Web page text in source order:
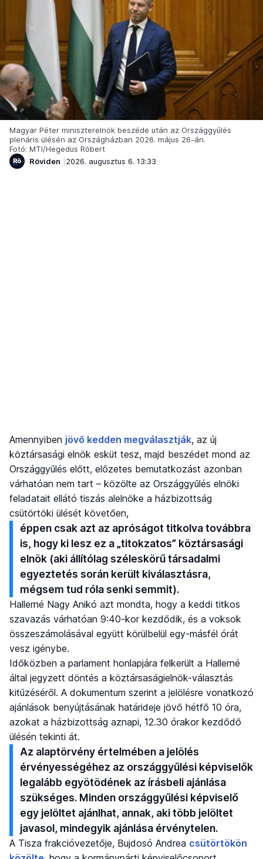
Magyar Péter miniszterelnök beszéde után az Országgyűlés
plenáris ülésén az Országházban 2026. május 26-án.
Fotó: MTI/Hegedüs Róbert
Röviden
2026. augusztus 6. 13:33
Amennyiben jövő kedden megválasztják, az új
köztársasági elnök esküt tesz, majd beszédet mond az
Országgyűlés előtt, előzetes bemutatkozást azonban
várhatóan nem tart – közölte az Országgyűlés elnöki
feladatait ellátó tiszás alelnöke a házbizottság
csütörtöki ülését követően,
éppen csak azt az apróságot titkolva továbbra
is, hogy ki lesz ez a „titokzatos” köztársasági
elnök (aki állítólag széleskörű társadalmi
egyeztetés során került kiválasztásra,
mégsem tud róla senki semmit).
Hallerné Nagy Anikó azt mondta, hogy a keddi titkos
szavazás várhatóan 9:40-kor kezdődik, és a voksok
összeszámolásával együtt körülbelül egy-másfél órát
vesz igénybe.
Időközben a parlament honlapjára felkerült a Hallerné
által jegyzett döntés a köztársaságielnök-választás
kitűzéséről. A dokumentum szerint a jelölésre vonatkozó
ajánlások benyújtásának határideje jövő hétfő 10 óra,
azokat a házbizottság aznapi, 12.30 órakor kezdődő
ülésén tekinti át.
Az alaptörvény értelmében a jelölés
érvényességéhez az országgyűlési képviselők
legalább egyötödének az írásbeli ajánlása
szükséges. Minden országgyűlési képviselő
egy jelöltet ajánlhat, annak, aki több jelöltet
javasol, mindegyik ajánlása érvénytelen.
A Tisza frakcióvezetője, Bujdosó Andrea csütörtökön